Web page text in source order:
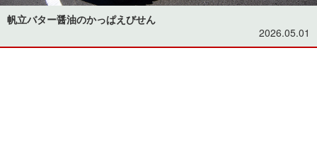
帆立バター醤油のかっぱえびせん
2026.05.01